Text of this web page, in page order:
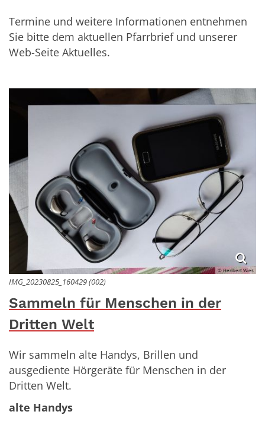
Termine und weitere Informationen entnehmen
Sie bitte dem aktuellen Pfarrbrief und unserer
Web-Seite Aktuelles.
© Heribert Wies
IMG_20230825_160429 (002)
Sammeln für Menschen in der
Dritten Welt
Wir sammeln alte Handys, Brillen und
ausgediente Hörgeräte für Menschen in der
Dritten Welt.
alte Handys